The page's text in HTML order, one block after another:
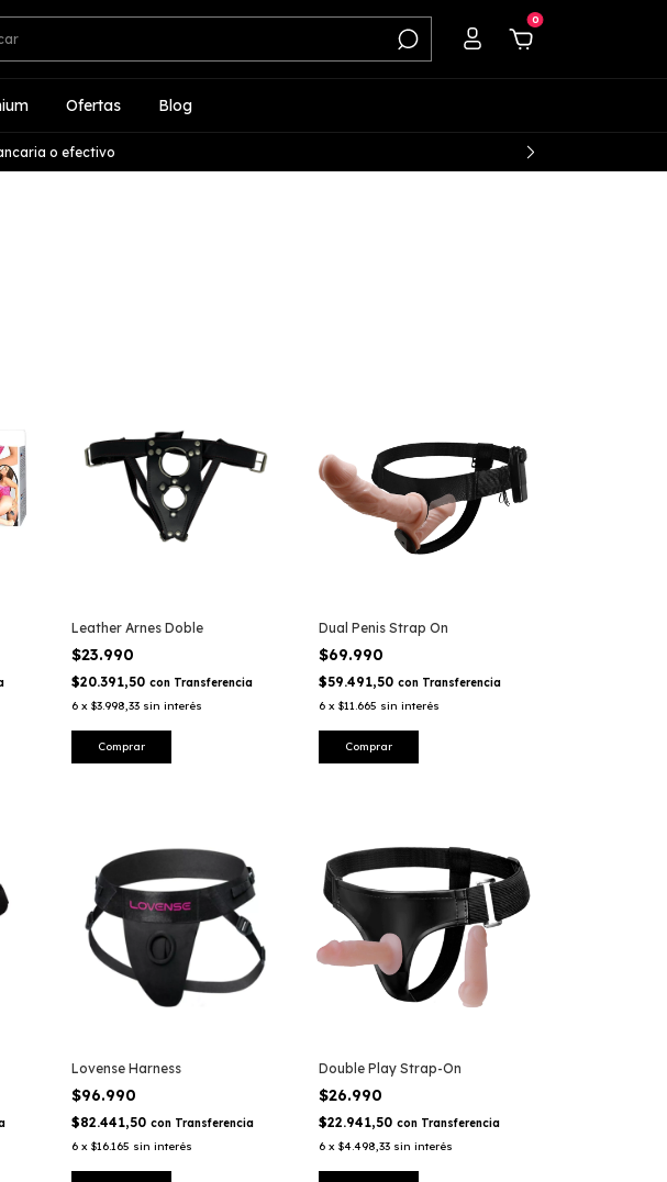
0
Ofertas Blog
o efectivo
Leather Arnes Doble
$23.990
$20.391,50 con Transferencia
6 x $3.998,33 sin interés
Comprar
Dual Penis Strap On
$69.990
$59.491,50 con Transferencia
6 x $11.665 sin interés
Comprar
Lovense Harness
$96.990
$82.441,50 con Transferencia
6 x $16.165 sin interés
Double Play Strap-On
$26.990
$22.941,50 con Transferencia
6 x $4.498,33 sin interés